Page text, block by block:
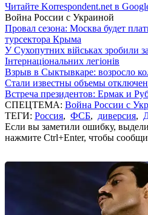
Читайте Korrespondent.net в
Война России с Украиной
Провал сезона: Москва будет
турсектора Крыма
У Сухопутних військах зробили
Інтернаціональних легіонів
Взрыв в Сыктывкаре: возросло
Стали известны объемы
Встреча президентов: Ермак и
СПЕЦТЕМА: Война России с
ТЕГИ: Россия, ФСБ, диверсия,
Если вы заметили ошибку,
нажмите Ctrl+Enter, чтобы